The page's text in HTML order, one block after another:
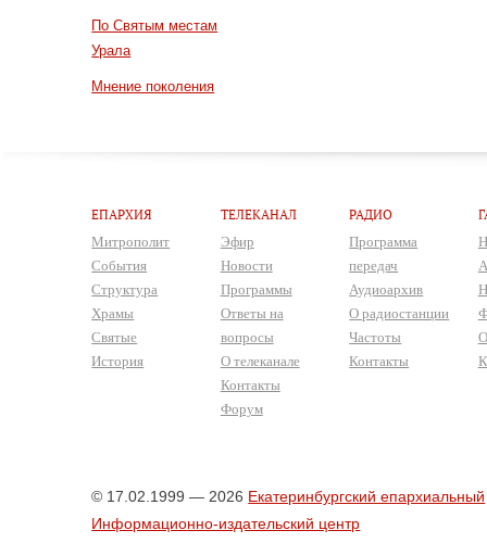
По Святым местам
Урала
Мнение поколения
ЕПАРХИЯ
Митрополит
События
Структура
Храмы
Святые
История
ТЕЛЕКАНАЛ
Эфир
Новости
Программы
Ответы на
вопросы
О телеканале
Контакты
Форум
РАДИО
Программа
передач
Аудиоархив
О радиостанции
Частоты
Контакты
© 17.02.1999 — 2026 Екатеринбургский епархиальный
Информационно-издательский центр